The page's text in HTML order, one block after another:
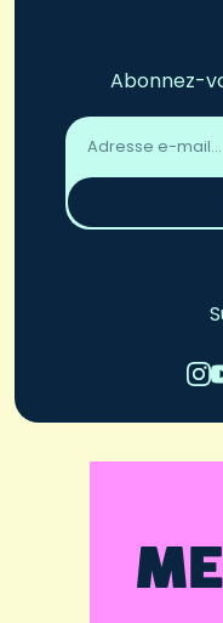
Abonnez-
Adresse
email